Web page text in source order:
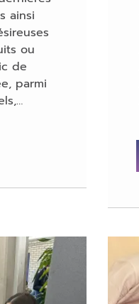
ainsi
ou
de
parmi